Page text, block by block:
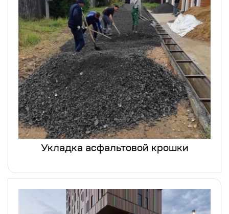
Укладка асфальтовой крошки